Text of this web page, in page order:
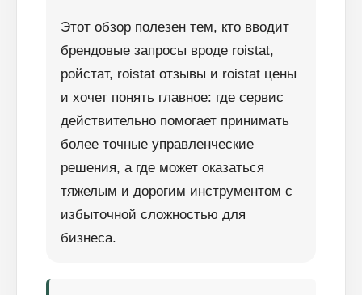
Этот обзор полезен тем, кто вводит
брендовые запросы вроде roistat,
ройстат, roistat отзывы и roistat цены
и хочет понять главное: где сервис
действительно помогает принимать
более точные управленческие
решения, а где может оказаться
тяжелым и дорогим инструментом с
избыточной сложностью для
бизнеса.